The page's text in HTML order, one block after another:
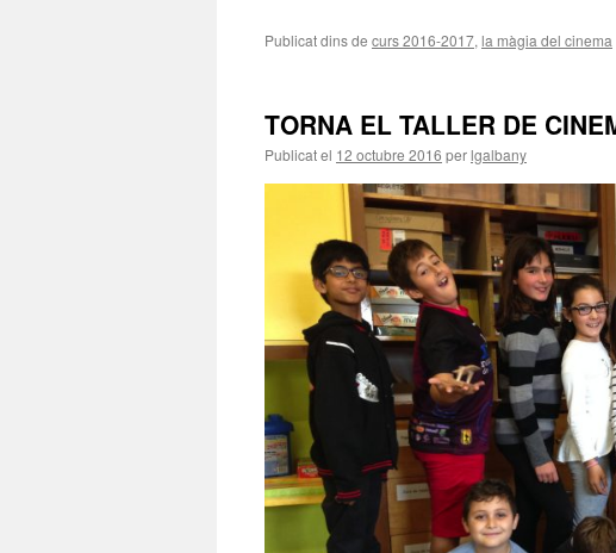
Publicat dins de curs 2016-2017, la màgia del cinema
TORNA EL TALLER DE
Publicat el 12 octubre 2016 perlgalbany